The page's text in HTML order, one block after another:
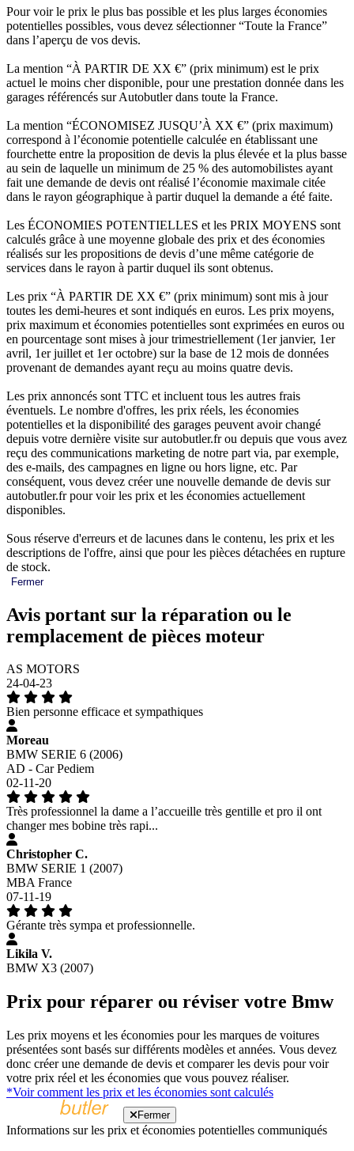
Pour voir le prix le plus bas possible et les plus larges économies
potentielles possibles, vous devez sélectionner “Toute la France”
dans l’aperçu de vos devis.
La mention “À PARTIR DE XX €” (prix minimum) est le prix
actuel le moins cher disponible, pour une prestation donnée dans les
garages référencés sur Autobutler dans toute la France.
La mention “ÉCONOMISEZ JUSQU’À XX €” (prix maximum)
correspond à l’économie potentielle calculée en établissant une
fourchette entre la proposition de devis la plus élevée et la plus basse
au sein de laquelle un minimum de 25 % des automobilistes ayant
fait une demande de devis ont réalisé l’économie maximale citée
dans le rayon géographique à partir duquel la demande a été faite.
Les ÉCONOMIES POTENTIELLES et les PRIX MOYENS sont
calculés grâce à une moyenne globale des prix et des économies
réalisés sur les propositions de devis d’une même catégorie de
services dans le rayon à partir duquel ils sont obtenus.
Les prix “À PARTIR DE XX €” (prix minimum) sont mis à jour
toutes les demi-heures et sont indiqués en euros. Les prix moyens,
prix maximum et économies potentielles sont exprimées en euros ou
en pourcentage sont mises à jour trimestriellement (1er janvier, 1er
avril, 1er juillet et 1er octobre) sur la base de 12 mois de données
provenant de demandes ayant reçu au moins quatre devis.
Les prix annoncés sont TTC et incluent tous les autres frais
éventuels. Le nombre d'offres, les prix réels, les économies
potentielles et la disponibilité des garages peuvent avoir changé
depuis votre dernière visite sur autobutler.fr ou depuis que vous avez
reçu des communications marketing de notre part via, par exemple,
des e-mails, des campagnes en ligne ou hors ligne, etc. Par
conséquent, vous devez créer une nouvelle demande de devis sur
autobutler.fr pour voir les prix et les économies actuellement
disponibles.
Sous réserve d'erreurs et de lacunes dans le contenu, les prix et les
descriptions de l'offre, ainsi que pour les pièces détachées en rupture
de stock.
Fermer
Avis portant sur la réparation ou le
remplacement de pièces moteur
AS MOTORS
24-04-23
Bien personne efficace et sympathiques
Moreau
BMW SERIE 6 (2006)
AD - Car Pediem
02-11-20
Très professionnel la dame a l’accueille très gentille et pro il ont
changer mes bobine très rapi...
Christopher C.
BMW SERIE 1 (2007)
MBA France
07-11-19
Gérante très sympa et professionnelle.
Likila V.
BMW X3 (2007)
Prix pour réparer ou réviser votre Bmw
Les prix moyens et les économies pour les marques de voitures
présentées sont basés sur différents modèles et années. Vous devez
donc créer une demande de devis et comparer les devis pour voir
votre prix réel et les économies que vous pouvez réaliser.
*Voir comment les prix et les économies sont calculés
Fermer
Informations sur les prix et économies potentielles communiqués